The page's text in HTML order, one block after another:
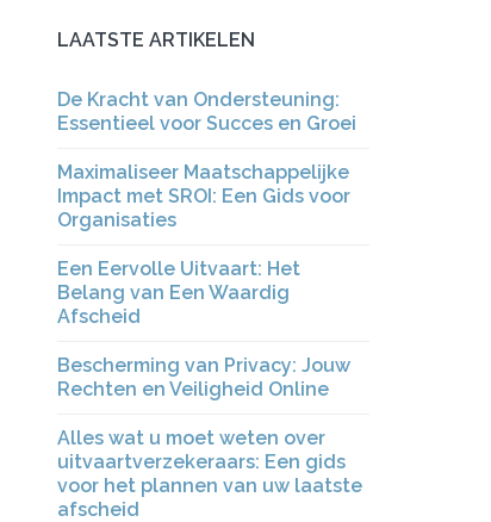
LAATSTE ARTIKELEN
De Kracht van Ondersteuning:
Essentieel voor Succes en Groei
Maximaliseer Maatschappelijke
Impact met SROI: Een Gids voor
Organisaties
Een Eervolle Uitvaart: Het
Belang van Een Waardig
Afscheid
Bescherming van Privacy: Jouw
Rechten en Veiligheid Online
Alles wat u moet weten over
uitvaartverzekeraars: Een gids
voor het plannen van uw laatste
afscheid